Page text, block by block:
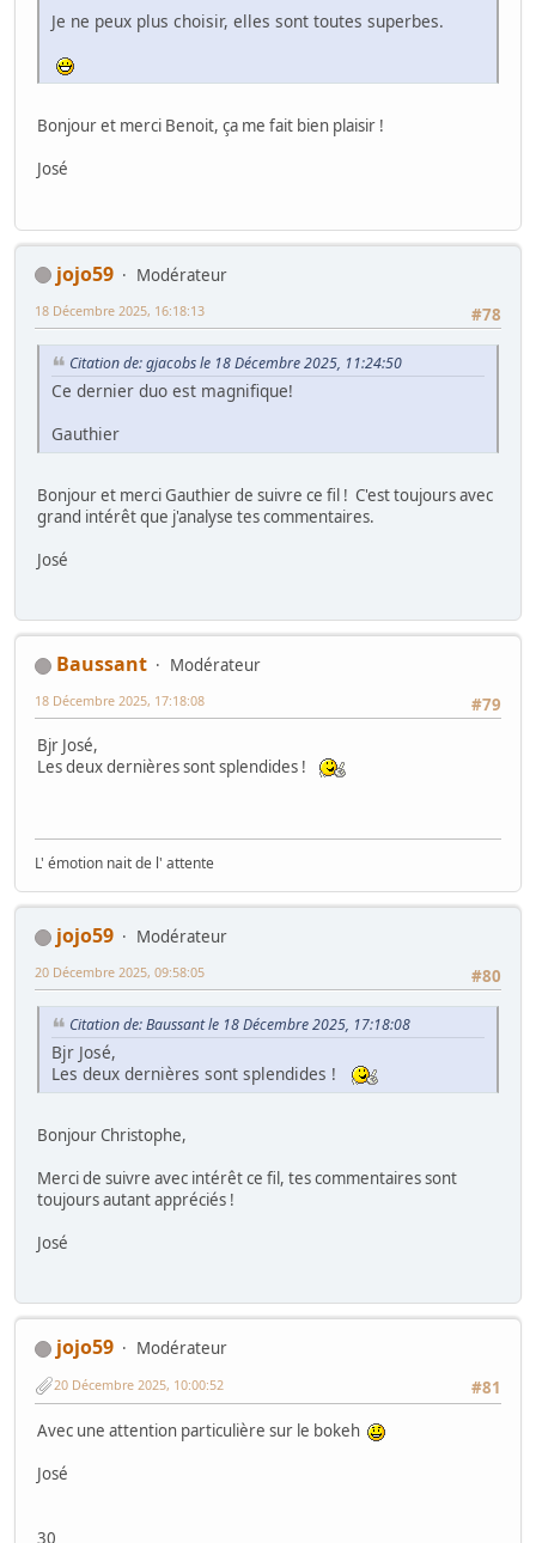
Je ne peux plus choisir, elles sont toutes superbes.
Bonjour et merci Benoit, ça me fait bien plaisir !
José
jojo59
Modérateur
#78
18 Décembre 2025, 16:18:13
Citation de: gjacobs le 18 Décembre 2025, 11:24:50
Ce dernier duo est magnifique!
Gauthier
Bonjour et merci Gauthier de suivre ce fil ! C'est toujours avec
grand intérêt que j'analyse tes commentaires.
José
Baussant
Modérateur
#79
18 Décembre 2025, 17:18:08
Bjr José,
Les deux dernières sont splendides !
L' émotion nait de l' attente
jojo59
Modérateur
#80
20 Décembre 2025, 09:58:05
Citation de: Baussant le 18 Décembre 2025, 17:18:08
Bjr José,
Les deux dernières sont splendides !
Bonjour Christophe,
Merci de suivre avec intérêt ce fil, tes commentaires sont
toujours autant appréciés !
José
jojo59
Modérateur
#81
20 Décembre 2025, 10:00:52
Avec une attention particulière sur le bokeh
José
30